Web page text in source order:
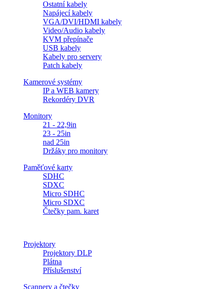
Ostatní kabely
Napájecí kabely
VGA/DVI/HDMI kabely
Video/Audio kabely
KVM přepínače
USB kabely
Kabely pro servery
Patch kabely
Kamerové systémy
IP a WEB kamery
Rekordéry DVR
Monitory
21 - 22,9in
23 - 25in
nad 25in
Držáky pro monitory
Paměťové karty
SDHC
SDXC
Micro SDHC
Micro SDXC
Čtečky pam. karet
Projektory
Projektory DLP
Plátna
Příslušenství
Scannery a čtečky